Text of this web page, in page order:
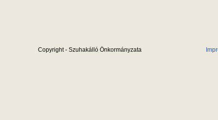
Copyright - Szuhakálló Önkormányzata